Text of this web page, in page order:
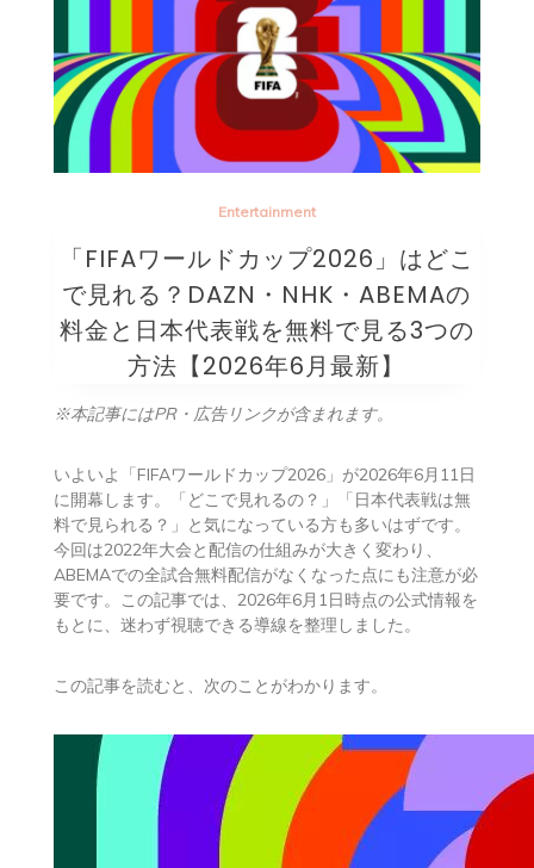
Entertainment
「FIFAワールドカップ2026」はどこ
で見れる？DAZN・NHK・ABEMAの
料金と日本代表戦を無料で見る3つの
方法【2026年6月最新】
※本記事にはPR・広告リンクが含まれます。
いよいよ「FIFAワールドカップ2026」が2026年6月11日
に開幕します。「どこで見れるの？」「日本代表戦は無
料で見られる？」と気になっている方も多いはずです。
今回は2022年大会と配信の仕組みが大きく変わり、
ABEMAでの全試合無料配信がなくなった点にも注意が必
要です。この記事では、2026年6月1日時点の公式情報を
もとに、迷わず視聴できる導線を整理しました。
この記事を読むと、次のことがわかります。